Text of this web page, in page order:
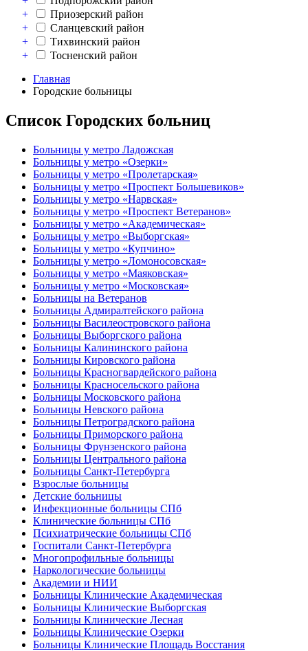
+
Приозерский район
+
Сланцевский район
+
Тихвинский район
+
Тосненский район
Главная
Городские больницы
Список Городских больниц
Больницы у метро Ладожская
Больницы у метро «Озерки»
Больницы у метро «Пролетарская»
Больницы у метро «Проспект Большевиков»
Больницы у метро «Нарвская»
Больницы у метро «Проспект Ветеранов»
Больницы у метро «Академическая»
Больницы у метро «Выборгская»
Больницы у метро «Купчино»
Больницы у метро «Ломоносовская»
Больницы у метро «Маяковская»
Больницы у метро «Московская»
Больницы на Ветеранов
Больницы Адмиралтейского района
Больницы Василеостровского района
Больницы Выборгского района
Больницы Калининского района
Больницы Кировского района
Больницы Красногвардейского района
Больницы Красносельского района
Больницы Московского района
Больницы Невского района
Больницы Петроградского района
Больницы Приморского района
Больницы Фрунзенского района
Больницы Центрального района
Больницы Санкт-Петербурга
Взрослые больницы
Детские больницы
Инфекционные больницы СПб
Клинические больницы СПб
Психиатрические больницы СПб
Госпитали Санкт-Петербурга
Многопрофильные больницы
Наркологические больницы
Академии и НИИ
Больницы Клинические Академическая
Больницы Клинические Выборгская
Больницы Клинические Лесная
Больницы Клинические Озерки
Больницы Клинические Площадь Восстания